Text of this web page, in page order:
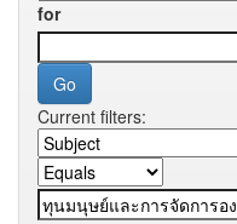
for
Current filters: